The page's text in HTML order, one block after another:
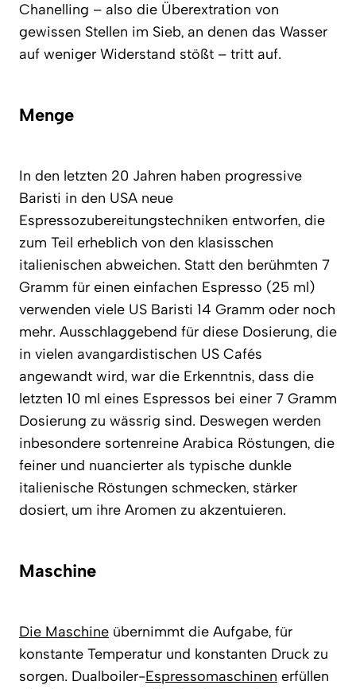
Chanelling – also die Überextration von
gewissen Stellen im Sieb, an denen das Wasser
auf weniger Widerstand stößt – tritt auf.
Menge
In den letzten 20 Jahren haben progressive
Baristi in den USA neue
Espressozubereitungstechniken entworfen, die
zum Teil erheblich von den klasisschen
italienischen abweichen. Statt den berühmten 7
Gramm für einen einfachen Espresso (25 ml)
verwenden viele US Baristi 14 Gramm oder noch
mehr. Ausschlaggebend für diese Dosierung, die
in vielen avangardistischen US Cafés
angewandt wird, war die Erkenntnis, dass die
letzten 10 ml eines Espressos bei einer 7 Gramm
Dosierung zu wässrig sind. Deswegen werden
inbesondere sortenreine Arabica Röstungen, die
feiner und nuancierter als typische dunkle
italienische Röstungen schmecken, stärker
dosiert, um ihre Aromen zu akzentuieren.
Maschine
Die Maschine übernimmt die Aufgabe, für
konstante Temperatur und konstanten Druck zu
sorgen. Dualboiler-Espressomaschinen erfüllen